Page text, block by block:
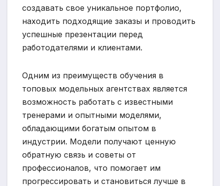
создавать свое уникальное портфолио,
находить подходящие заказы и проводить
успешные презентации перед
работодателями и клиентами.
Одним из преимуществ обучения в
топовых модельных агентствах является
возможность работать с известными
тренерами и опытными моделями,
обладающими богатым опытом в
индустрии. Модели получают ценную
обратную связь и советы от
профессионалов, что помогает им
прогрессировать и становиться лучше в